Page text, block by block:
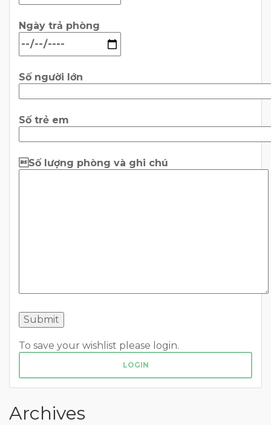
Ngày trả phòng
Số người lớn
Số trẻ em
Số lượng phòng và ghi chú
To save your wishlist please login.
LOGIN
Archives